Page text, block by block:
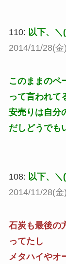
110: 以下、
2014/11/28(
このままのペ
って言われて
安売りは自分
だしどうでも
108: 以下、
2014/11/28(
石炭も最後の
ってたし
メタハイやオ